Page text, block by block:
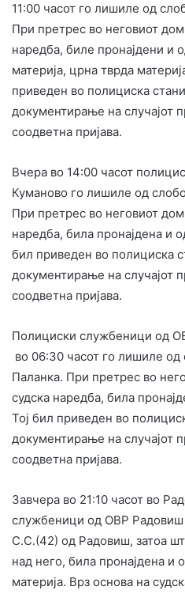
11:00 часот го лишиле од
При претрес во неговиот
наредба, биле пронајдени и
материја, црна тврда
приведен во полициска
документирање на случајот
соодветна пријава.
Вчера во 14:00 часот
Куманово го лишиле од
При претрес во неговиот
наредба, била пронајдена и
бил приведен во полициска
документирање на случајот
соодветна пријава.
Полициски службеници од
во 06:30 часот го лишиле
Паланка. При претрес во
судска наредба, била
Тој бил приведен во
документирање на случајот
соодветна пријава.
Завчера во 21:10 часот во
службеници од ОВР
С.С.(42) од Радовиш, затоа
над него, била пронајдена и
материја. Врз основа на